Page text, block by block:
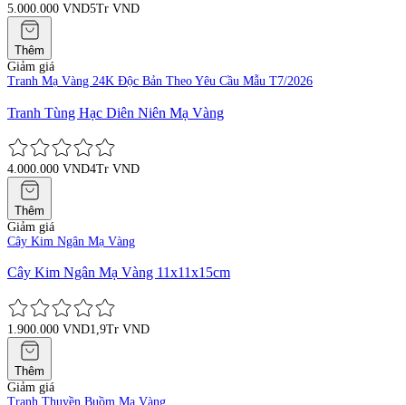
5.000.000 VND5Tr VND
Thêm
Giảm giá
Tranh Mạ Vàng 24K Độc Bản Theo Yêu Cầu Mẫu T7/2026
Tranh Tùng Hạc Diên Niên Mạ Vàng
4.000.000 VND4Tr VND
Thêm
Giảm giá
Cây Kim Ngân Mạ Vàng
Cây Kim Ngân Mạ Vàng 11x11x15cm
1.900.000 VND1,9Tr VND
Thêm
Giảm giá
Tranh Thuyền Buồm Mạ Vàng